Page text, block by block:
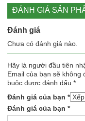
ĐÁNH GIÁ SẢN
Đánh giá
Chưa có đánh giá nào.
Hãy là người đầu tiên
Email của bạn sẽ không
buộc được đánh dấu *
Đánh giá của bạn *
Đánh giá của bạn *